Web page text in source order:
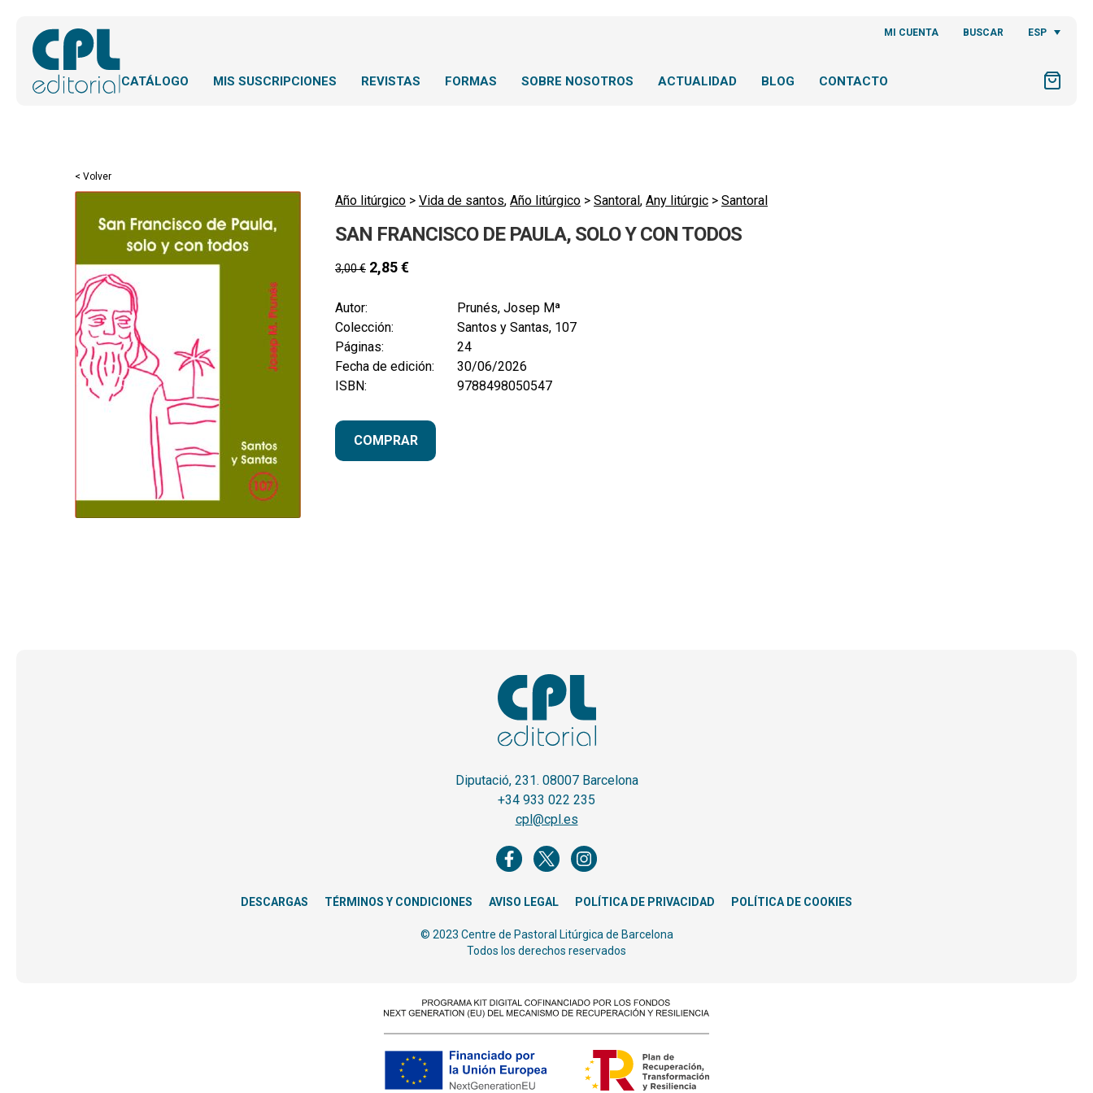
MI CUENTA BUSCAR ESP
CATÁLOGO MIS SUSCRIPCIONES REVISTAS FORMAS SOBRE NOSOTROS ACTUALIDAD BLOG CONTACTO
< Volver
Año litúrgico > Vida de santos, Año litúrgico > Santoral, Any litúrgic > Santoral
SAN FRANCISCO DE PAULA, SOLO Y CON TODOS
3,00€ 2,85€
Autor:
Prunés, Josep Mª
Colección:
Santos y Santas, 107
Páginas:
24
Fecha de edición:
30/06/2026
ISBN:
9788498050547
COMPRAR
Diputació, 231. 08007 Barcelona
+34 933 022 235
cpl@cpl.es
DESCARGAS TÉRMINOS Y CONDICIONES AVISO LEGAL POLÍTICA DE PRIVACIDAD POLÍTICA DE COOKIES
© 2023 Centre de Pastoral Litúrgica de Barcelona
Todos los derechos reservados